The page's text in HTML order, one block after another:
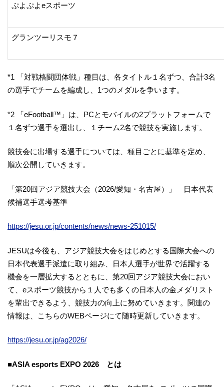
ぷよぷよeスポーツ
グランツーリスモ７
*1 「対戦格闘団体戦」種目は、各タイトル１名ずつ、合計3名
の選手でチームを編成し、1つのメダルを争います。
*2 「eFootball™」は、PCとモバイルの2プラットフォームで
１名ずつ選手を選出し、１チーム2名で競技を実施します。
競技会に出場する選手については、種目ごとに基準を定め、
順次公開していきます。
「第20回アジア競技大会（2026/愛知・名古屋）」 日本代表
候補選手選考基準
https://jesu.or.jp/contents/news/news-251015/
JESUは今後も、アジア競技大会をはじめとする国際大会への
日本代表選手派遣に取り組み、日本人選手が世界で活躍する
機会を一層拡大するとともに、第20回アジア競技大会におい
て、eスポーツ競技から１人でも多くの日本人の金メダリスト
を輩出できるよう、競技力の向上に努めていきます。関連の
情報は、こちらのWEBページにて随時更新していきます。
https://jesu.or.jp/ag2026/
■ASIA esports EXPO 2026 とは